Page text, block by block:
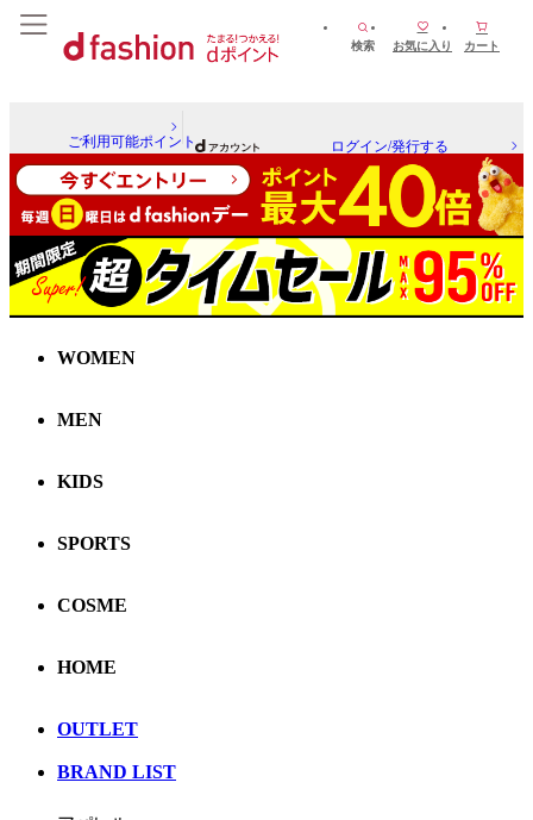
検索 お気に入り カート
ご利用可能ポイント ログイン/発行する
WOMEN
MEN
KIDS
SPORTS
COSME
HOME
OUTLET
BRAND LIST